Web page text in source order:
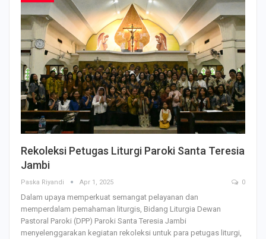
Rekoleksi Petugas Liturgi Paroki Santa Teresia
Jambi
Paska Riyandi Apr 1, 2025 0
Dalam upaya memperkuat semangat pelayanan dan
memperdalam pemahaman liturgis, Bidang Liturgia Dewan
Pastoral Paroki (DPP) Paroki Santa Teresia Jambi
menyelenggarakan kegiatan rekoleksi untuk para petugas liturgi,